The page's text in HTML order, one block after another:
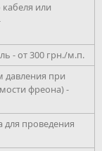
или
- от 300 грн./м.п.
давления при
фреона) -
для проведения